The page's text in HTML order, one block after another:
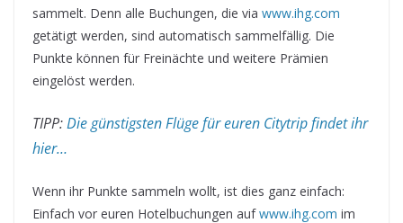
sammelt. Denn alle Buchungen, die via www.ihg.com
getätigt werden, sind automatisch sammelfällig. Die
Punkte können für Freinächte und weitere Prämien
eingelöst werden.
TIPP:Die günstigsten Flüge für euren Citytrip findet ihr
hier…
Wenn ihr Punkte sammeln wollt, ist dies ganz einfach:
Einfach vor euren Hotelbuchungen aufwww.ihg.com im